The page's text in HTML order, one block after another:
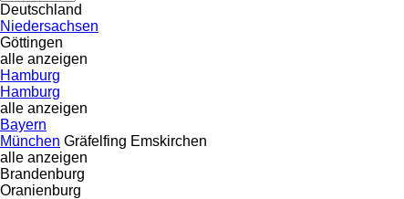
Deutschland
Niedersachsen
Göttingen
alle anzeigen
Hamburg
Hamburg
alle anzeigen
Bayern
München Gräfelfing Emskirchen
alle anzeigen
Brandenburg
Oranienburg